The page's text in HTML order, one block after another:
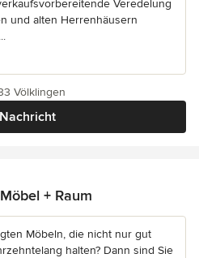
Veredelung
und alten Herrenhäusern
Nachricht
Völklingen
+ Raum
Möbeln, die nicht nur gut
halten? Dann sind Sie